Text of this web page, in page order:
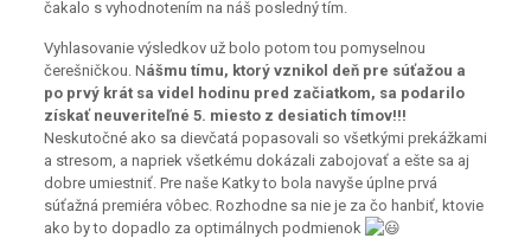
čakalo s vyhodnotením na náš posledný tím.
Vyhlasovanie výsledkov už bolo potom tou pomyselnou
čerešničkou. Nášmu tímu, ktorý vznikol deň pre súťažou a
po prvý krát sa videl hodinu pred začiatkom, sa podarilo
získať neuveriteľné 5. miesto z desiatich tímov!!!
Neskutočné ako sa dievčatá popasovali so všetkými prekážkami
a stresom, a napriek všetkému dokázali zabojovať a ešte sa aj
dobre umiestniť. Pre naše Katky to bola navyše úplne prvá
súťažná premiéra vôbec. Rozhodne sa nie je za čo hanbiť, ktovie
ako by to dopadlo za optimálnych podmienok